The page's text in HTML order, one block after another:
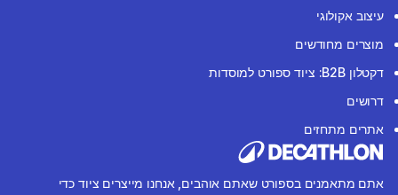
עיצוב אקולוגי
מוצרים מחודשים
דקטלון B2B: ציוד ספורט למוסדות
דרושים
אתרים מתחזים
אתם מתאמנים בספורט שאתם אוהבים, אנחנו מייצרים ציוד כדי